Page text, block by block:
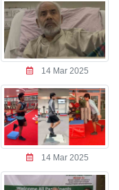
14 Mar 2025
14 Mar 2025